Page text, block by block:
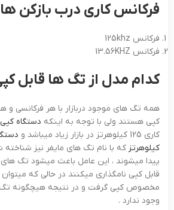
فرکانس کاری درب بازکن
فرکانس 125khz
فرکانس 13.56KHZ
کدام مدل از تگ ها قابل
همه تگ های موجود دربازار با هر فرکانسی و
کپی هستند ولی با توجه به اینکه دستگاه
کاری 125 کیلوهرتز در بازار زیاد میباشد و
کیلوهرتز که با نام تگ های مایفر نیز شناخته
پیدا میشوند ، این عامل باعث میشود تگ های
قابل کپی نامگذاری میکنند در حالی که
مخصوص کپی گرفت و در نتیجه هیچگونه تگ
وجود ندارد .